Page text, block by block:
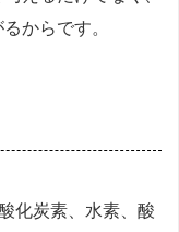
からです。
化炭素、水素、酸